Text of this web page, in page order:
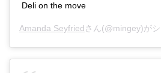
Deli on the move
Amanda Seyfriedさん(@mingey)が